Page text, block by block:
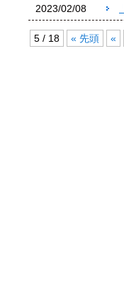
2023/02/08
5 / 18 « 先頭 «